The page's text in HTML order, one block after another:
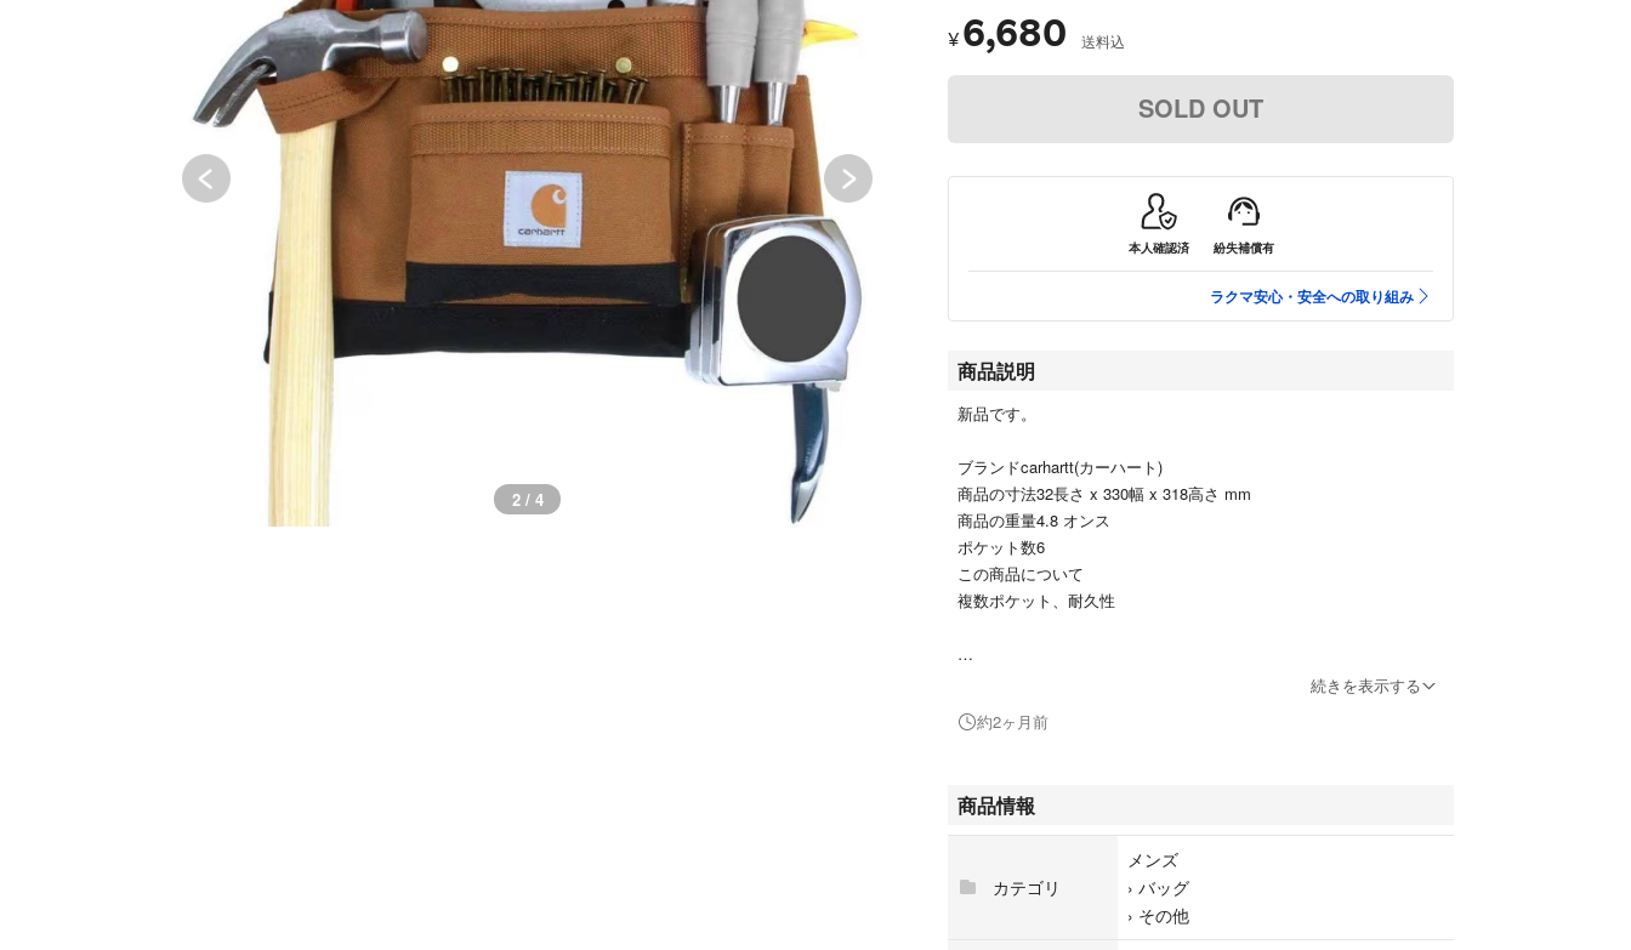
3 / 4
¥ 6,680 送料込
SOLD OUT
本人確認済 紛失補償有
ラクマ安心・安全への取り組み
商品説明
新品です。
ブランドcarhartt(カーハート)
商品の寸法32長さ x 330幅 x 318高さ mm
商品の重量4.8 オンス
ポケット数6
この商品について
複数ポケット、耐久性
Carhartt Legacy Build Your Own Belt Custom Tool Belt Pouch, Frame
続きを表示する
約2ヶ月前
商品情報
カテゴリ
メンズ
› バッグ
› その他